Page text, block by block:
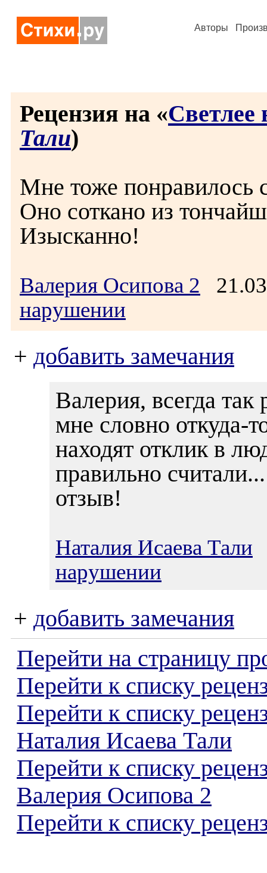
Авторы
Рецензия на «Светлее
Тали)
Мне тоже понравилось
Оно соткано из
Изысканно!
Валерия Осипова 2
нарушении
+ добавить замечания
Валерия, всегда
мне словно откуда-
находят отклик в
правильно
отзыв!
Наталия Исаева Тали
нарушении
+ добавить замечания
Перейти на страницу
Перейти к списку
Перейти к списку
Наталия Исаева Тали
Перейти к списку
Валерия Осипова 2
Перейти к списку